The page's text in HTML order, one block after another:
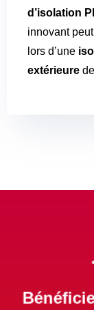
d’isolation
innovant
lors d’une
extérieure